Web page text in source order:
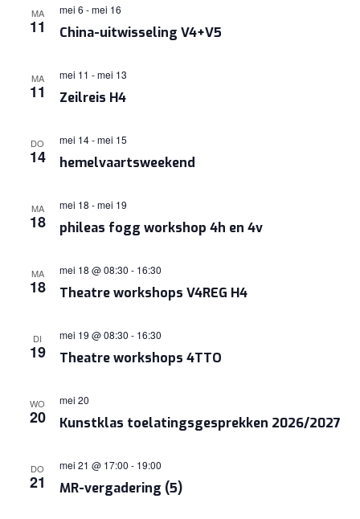
datum.
MA
11 China-uitwisseling V4+V5
mei 6 -mei 16
MA
11 Zeilreis H4
mei 11 -mei 13
DO
14 hemelvaartsweekend
mei 14-mei 15
MA
18 phileas fogg workshop 4h en 4v
mei 18 -mei 19
MA
18 Theatre workshops V4REG H4
mei 18 @ 08:30 - 16:30
DI
19 Theatre workshops 4TTO
mei 19 @ 08:30 - 16:30
WO
20 Kunstklas toelatingsgesprekken 2026/2027
mei 20
DO
21 MR-vergadering (5)
mei 21 @ 17:00 - 19:00